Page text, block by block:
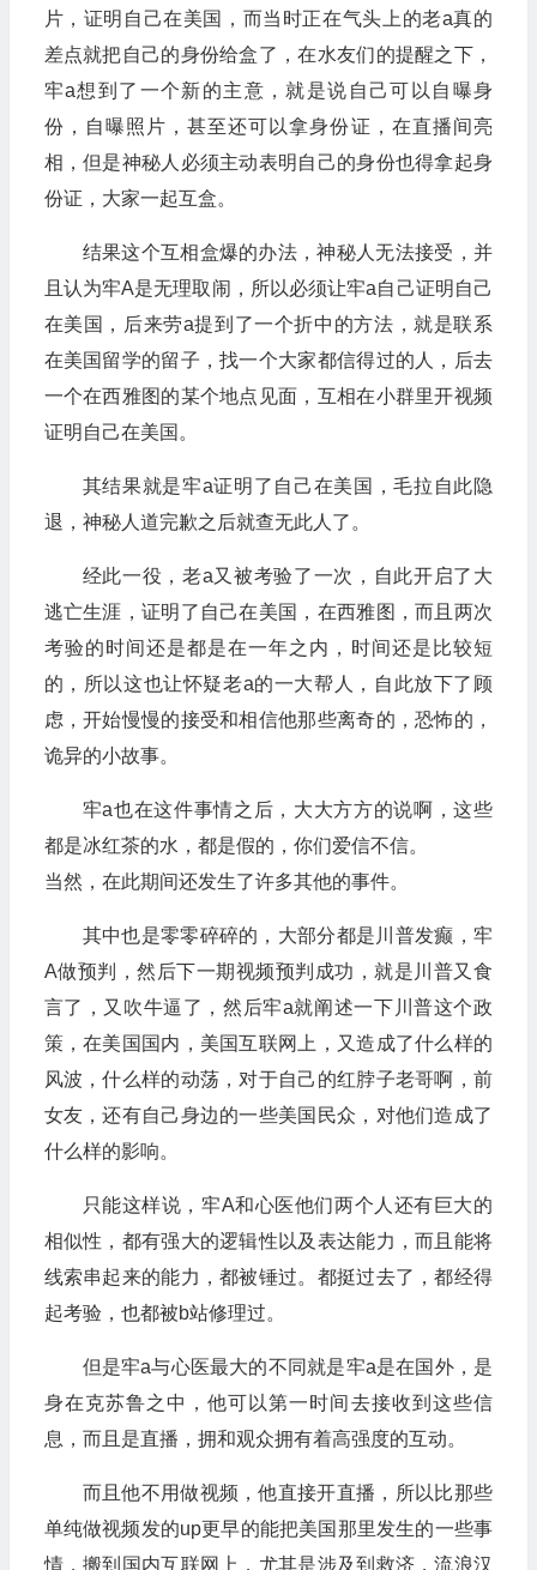
片，证明自己在美国，而当时正在气头上的老a真的
差点就把自己的身份给盒了，在水友们的提醒之下，
牢a想到了一个新的主意，就是说自己可以自曝身
份，自曝照片，甚至还可以拿身份证，在直播间亮
相，但是神秘人必须主动表明自己的身份也得拿起身
份证，大家一起互盒。
结果这个互相盒爆的办法，神秘人无法接受，并
且认为牢A是无理取闹，所以必须让牢a自己证明自己
在美国，后来劳a提到了一个折中的方法，就是联系
在美国留学的留子，找一个大家都信得过的人，后去
一个在西雅图的某个地点见面，互相在小群里开视频
证明自己在美国。
其结果就是牢a证明了自己在美国，毛拉自此隐
退，神秘人道完歉之后就查无此人了。
经此一役，老a又被考验了一次，自此开启了大
逃亡生涯，证明了自己在美国，在西雅图，而且两次
考验的时间还是都是在一年之内，时间还是比较短
的，所以这也让怀疑老a的一大帮人，自此放下了顾
虑，开始慢慢的接受和相信他那些离奇的，恐怖的，
诡异的小故事。
牢a也在这件事情之后，大大方方的说啊，这些
都是冰红茶的水，都是假的，你们爱信不信。
当然，在此期间还发生了许多其他的事件。
其中也是零零碎碎的，大部分都是川普发癫，牢
A做预判，然后下一期视频预判成功，就是川普又食
言了，又吹牛逼了，然后牢a就阐述一下川普这个政
策，在美国国内，美国互联网上，又造成了什么样的
风波，什么样的动荡，对于自己的红脖子老哥啊，前
女友，还有自己身边的一些美国民众，对他们造成了
什么样的影响。
只能这样说，牢A和心医他们两个人还有巨大的
相似性，都有强大的逻辑性以及表达能力，而且能将
线索串起来的能力，都被锤过。都挺过去了，都经得
起考验，也都被b站修理过。
但是牢a与心医最大的不同就是牢a是在国外，是
身在克苏鲁之中，他可以第一时间去接收到这些信
息，而且是直播，拥和观众拥有着高强度的互动。
而且他不用做视频，他直接开直播，所以比那些
单纯做视频发的up更早的能把美国那里发生的一些事
情，搬到国内互联网上，尤其是涉及到救济，流浪汉